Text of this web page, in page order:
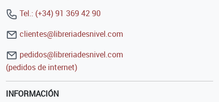
Tel.: (+34) 91 369 42 90
clientes@libreriadesnivel.com
pedidos@libreriadesnivel.com
(pedidos de internet)
INFORMACIÓN